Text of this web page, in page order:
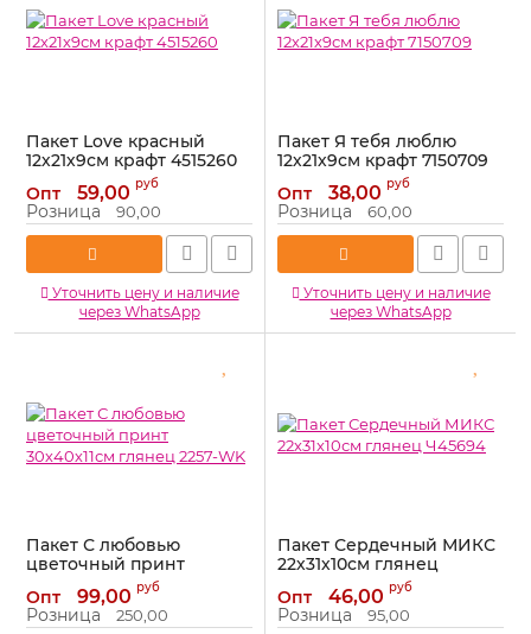
Пакет Love красный
12х21х9см крафт 4515260
Артикул: 4515260
Опт 59,00 руб
Розница 90,00
Уточнить цену и наличие
через WhatsApp
Пакет Я тебя люблю
12х21х9см крафт 7150709
Артикул: 7150709
Опт 38,00 руб
Розница 60,00
Уточнить цену и наличие
через WhatsApp
Пакет С любовью
цветочный принт
30х40х11см глянец 2257-
WK
Артикул: 2257-WK
Опт 99,00 руб
Розница 250,00
Пакет Сердечный МИКС
22х31х10см глянец
Артикул: Ч45694
Опт 46,00 руб
Розница 95,00